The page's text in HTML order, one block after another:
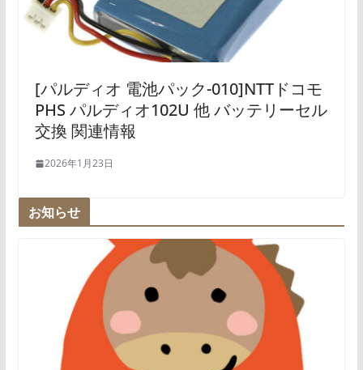
[パルディオ 電池パック-010]NTTドコモ
PHS パルディオ102U 他 バッテリーセル
交換 関連情報
2026年1月23日
お知らせ